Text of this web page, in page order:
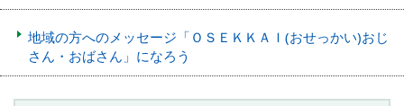
地域の方へのメッセージ「ＯＳＥＫＫＡＩ(おせっかい)おじ
さん・おばさん」になろう